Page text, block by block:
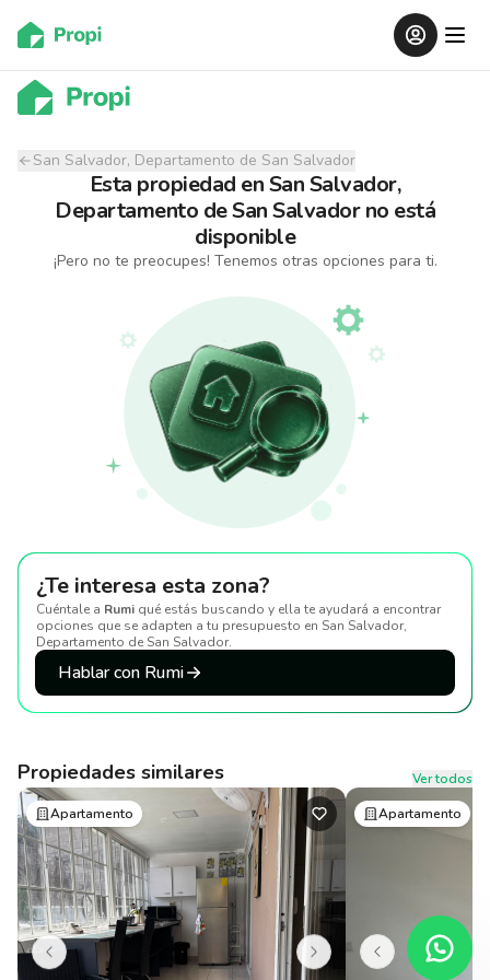
San Salvador, Departamento de San Salvador
Esta propiedad enSan Salvador,
Departamento de San Salvador no está
disponible
¡Pero no te preocupes! Tenemos otras opciones para ti.
¿Te interesa esta zona?
Cuéntale a Rumi qué estás buscando y ella te ayudará a encontrar
opciones que se adapten a tu presupuesto en San Salvador,
Departamento de San Salvador.
Hablar con Rumi
Propiedades similares
Ver todos
Apartamento
Apartamento